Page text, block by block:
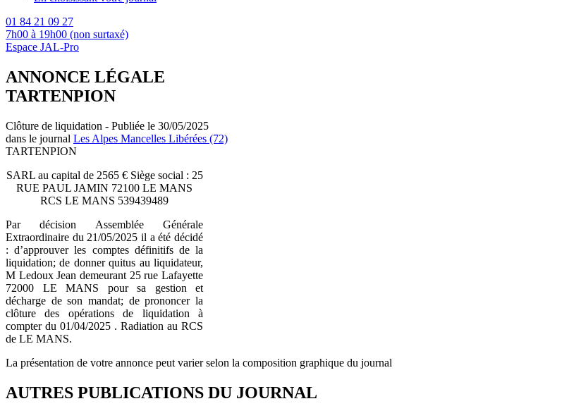
01 84 21 09 27
7h00 à 19h00 (non surtaxé)
Espace JAL-Pro
ANNONCE LÉGALE
TARTENPION
Clôture de liquidation - Publiée le 30/05/2025
dans le journal Les Alpes Mancelles Libérées (72)
TARTENPION
SARL au capital de 2565 € Siège social : 25
RUE PAUL JAMIN 72100 LE MANS
RCS LE MANS 539439489
Par décision Assemblée Générale
Extraordinaire du 21/05/2025 il a été décidé
: d’approuver les comptes définitifs de la
liquidation; de donner quitus au liquidateur,
M Ledoux Jean demeurant 25 rue Lafayette
72000 LE MANS pour sa gestion et
décharge de son mandat; de prononcer la
clôture des opérations de liquidation à
compter du 01/04/2025 . Radiation au RCS
de LE MANS.
La présentation de votre annonce peut varier selon la composition graphique du journal
AUTRES PUBLICATIONS DU JOURNAL